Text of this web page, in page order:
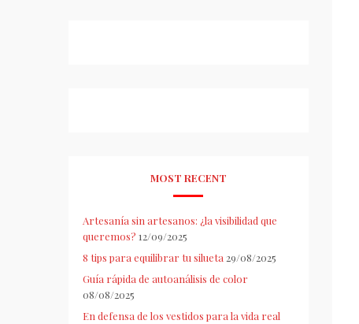
MOST RECENT
Artesanía sin artesanos: ¿la visibilidad que
queremos? 12/09/2025
8 tips para equilibrar tu silueta 29/08/2025
Guía rápida de autoanálisis de color
08/08/2025
En defensa de los vestidos para la vida real